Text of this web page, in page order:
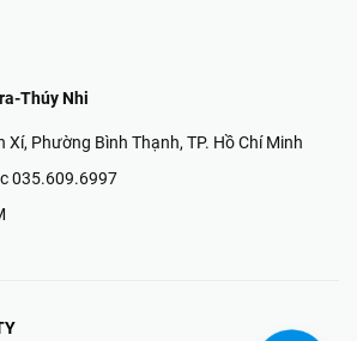
Thúy Nhi
Phường Bình Thạnh, TP. Hồ Chí Minh
035.609.6997